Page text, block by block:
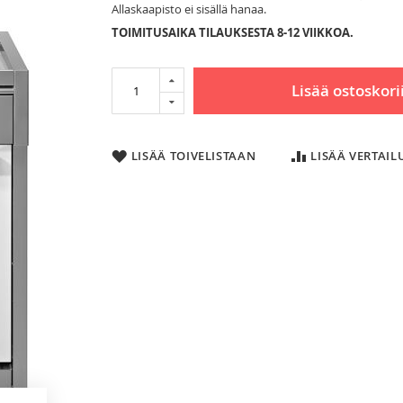
Allaskaapisto ei sisällä hanaa.
TOIMITUSAIKA TILAUKSESTA 8-12 VIIKKOA.
Lisää
LISÄÄ TOIVELISTAAN LISÄÄ